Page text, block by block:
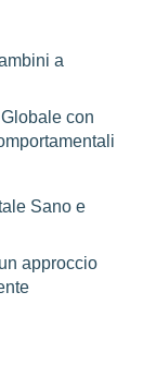
a
con
Sano e
approccio